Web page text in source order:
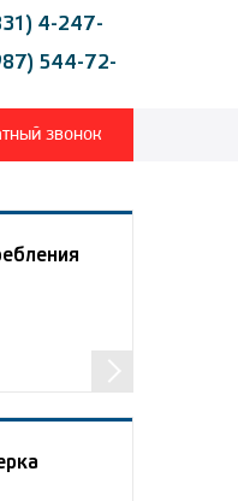
4-247-
544-72-
звонок